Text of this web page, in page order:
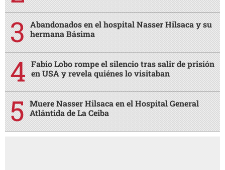
Abandonados en el hospital Nasser Hilsaca y su
hermana Básima
Fabio Lobo rompe el silencio tras salir de prisión
en USA y revela quiénes lo visitaban
Muere Nasser Hilsaca en el Hospital General
Atlántida de La Ceiba